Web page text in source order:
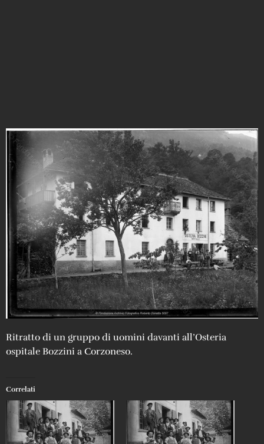
Ritratto di un gruppo di uomini davanti all’Osteria
ospitale Bozzini a Corzoneso.
Correlati